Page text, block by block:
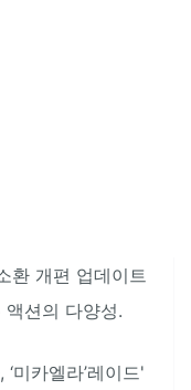
환 개편 업데이트
션의 다양성.
미카엘라’레이드'